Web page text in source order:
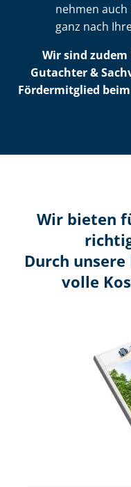
nehmen
ganz nach
Wir sind
Gutachter &
Fördermitglied
Wir bieten
Durch unsere
volle